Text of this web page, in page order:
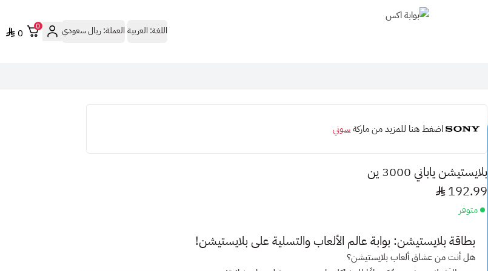
اللغة: العربية العملة:ريال سعودي 0
0
اضغط هنا للمزيد من ماركةسوني
بلايستيشن ياباني 3000 ين
192.99
متوفر
بطاقة بلايستيشن: بوابة عالم الألعاب والتسلية على بلايستيشن!
هل أنت من عشاق ألعاب بلايستيشن؟